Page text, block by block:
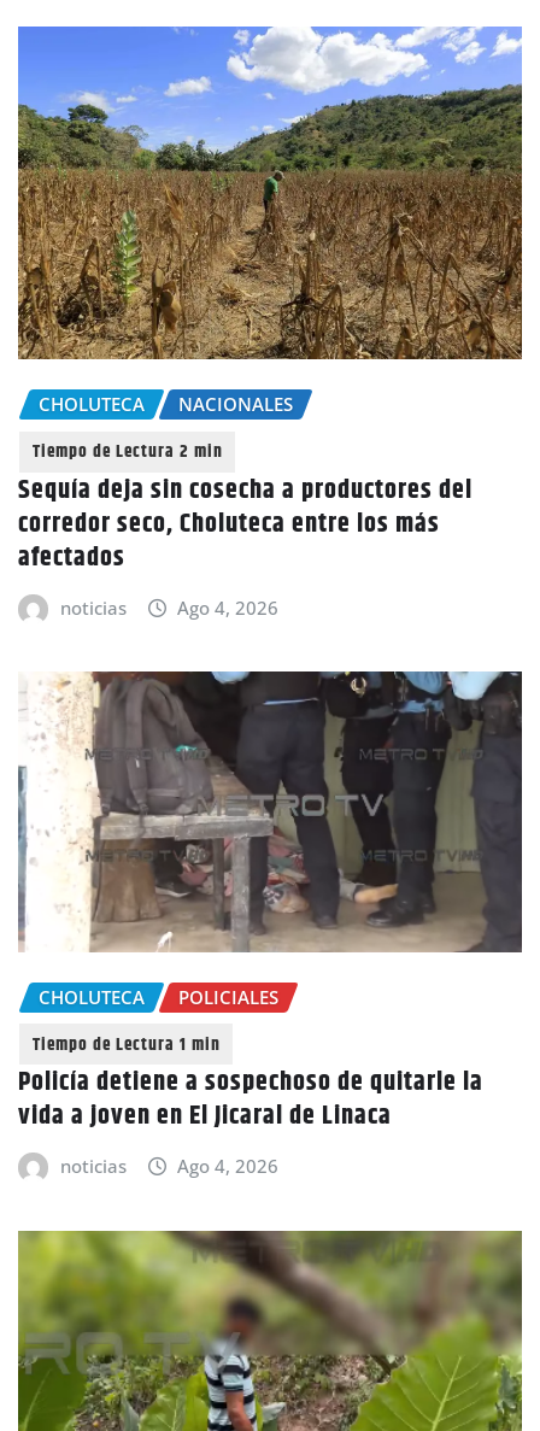
CHOLUTECA NACIONALES
Sequía deja sin cosecha a productores del
corredor seco, Choluteca entre los más
afectados
noticias Ago 4, 2026
CHOLUTECA POLICIALES
Policía detiene a sospechoso de quitarle la
vida a joven en El Jicaral de Linaca
noticias Ago 4, 2026